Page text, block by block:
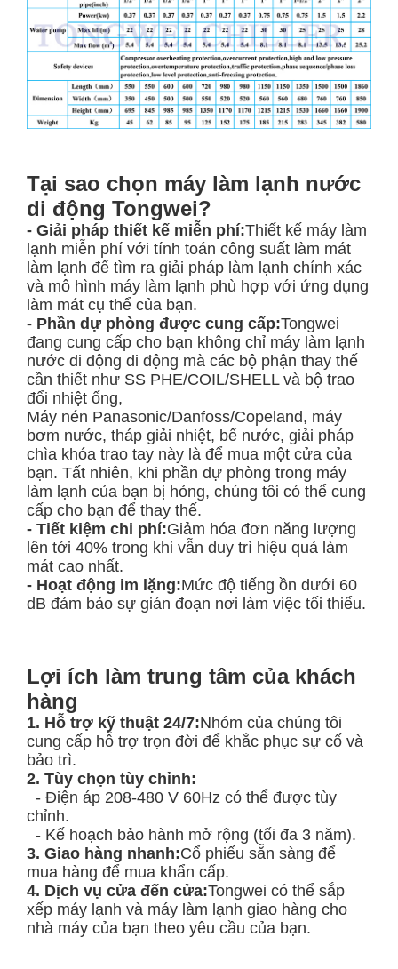
Tại sao chọn máy làm lạnh nước
di động Tongwei?
- Giải pháp thiết kế miễn phí:Thiết kế máy làm
lạnh miễn phí với tính toán công suất làm mát
làm lạnh để tìm ra giải pháp làm lạnh chính xác
và mô hình máy làm lạnh phù hợp với ứng dụng
làm mát cụ thể của bạn.
- Phần dự phòng được cung cấp:Tongwei
đang cung cấp cho bạn không chỉ máy làm lạnh
nước di động di động mà các bộ phận thay thế
cần thiết như SS PHE/COIL/SHELL và bộ trao
đổi nhiệt ống,
Máy nén Panasonic/Danfoss/Copeland, máy
bơm nước, tháp giải nhiệt, bể nước, giải pháp
chìa khóa trao tay này là để mua một cửa của
bạn. Tất nhiên, khi phần dự phòng trong máy
làm lạnh của bạn bị hỏng, chúng tôi có thể cung
cấp cho bạn để thay thế.
- Tiết kiệm chi phí:Giảm hóa đơn năng lượng
lên tới 40% trong khi vẫn duy trì hiệu quả làm
mát cao nhất.
- Hoạt động im lặng:Mức độ tiếng ồn dưới 60
dB đảm bảo sự gián đoạn nơi làm việc tối thiểu.
Lợi ích làm trung tâm của khách
hàng
1. Hỗ trợ kỹ thuật 24/7:Nhóm của chúng tôi
cung cấp hỗ trợ trọn đời để khắc phục sự cố và
bảo trì.
2. Tùy chọn tùy chỉnh:
- Điện áp 208-480 V 60Hz có thể được tùy
chỉnh.
- Kế hoạch bảo hành mở rộng (tối đa 3 năm).
3. Giao hàng nhanh:Cổ phiếu sẵn sàng để
mua hàng để mua khẩn cấp.
4. Dịch vụ cửa đến cửa:Tongwei có thể sắp
xếp máy lạnh và máy làm lạnh giao hàng cho
nhà máy của bạn theo yêu cầu của bạn.